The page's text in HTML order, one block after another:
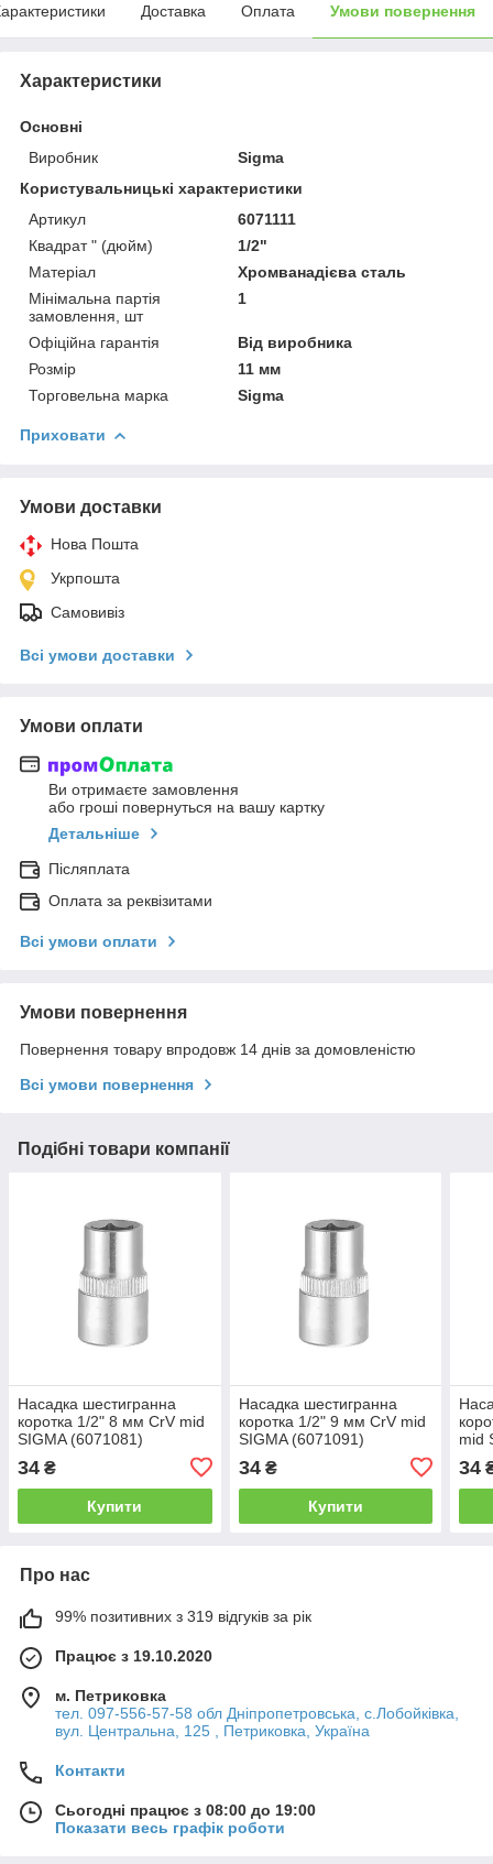
Доставка Оплата Умови повернення
Характеристики
Основні
Виробник
Sigma
Користувальницькі характеристики
Артикул
6071111
Квадрат " (дюйм)
1/2"
Матеріал
Хромванадієва сталь
Мінімальна партія
замовлення, шт
1
Офіційна гарантія
Від виробника
Розмір
11 мм
Торговельна марка
Sigma
Приховати
Умови доставки
Нова Пошта
Укрпошта
Самовивіз
Всі умови доставки
Умови оплати
Ви отримаєте замовлення
або гроші повернуться на вашу картку
Детальніше
Післяплата
Оплата за реквізитами
Всі умови оплати
Умови повернення
Повернення товару впродовж 14 днів за домовленістю
Всі умови повернення
Подібні товари компанії
Насадка шестигранна
коротка 1/2" 8 мм CrV mid
SIGMA (6071081)
34 ₴
Купити
Насадка шестигранна
коротка 1/2" 9 мм CrV mid
SIGMA (6071091)
34₴
Купити
mid
34
Про нас
99% позитивних з 319 відгуків за рік
Працює з 19.10.2020
м. Петриковка
тел. 097-556-57-58 обл Дніпропетровська, с.Лобойківка,
вул. Центральна, 125 , Петриковка, Україна
Контакти
Сьогодні працює з 08:00 до 19:00
Показати весь графік роботи